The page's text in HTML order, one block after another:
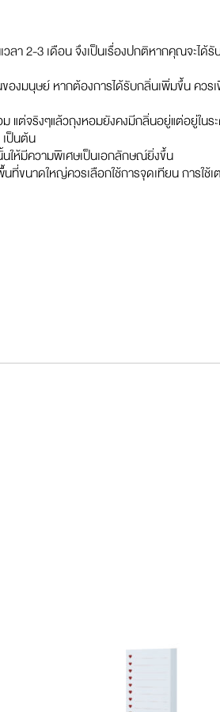
ลา 2-3 เดือน จึงเป็นเรื่องปกติหากคุณจะได้
องมนุษย์ หากต้องการได้รับกลิ่นเพิ่มขึ้น ควร
แต่จริงๆแล้วถุงหอมยังคงมีกลิ่นอยู่แต่อยู่ในร
เป็นต้น
ให้มีความพิเศษเป็นเอกลักษณ์ยิ่งขึ้น
ขนาดใหญ่ควรเลือกใช้การจุดเทียน การใช้